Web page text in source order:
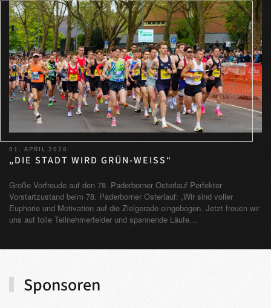
01. APRIL 2026
„DIE STADT WIRD GRÜN-WEISS“
Große Vorfreude auf den 78. Paderborner Osterlauf Perfekter
Vorstartzustand beim 78. Paderborner Osterlauf: „Wir sind voller
Euphorie und Motivation auf die Zielgerade eingebogen. Jetzt freuen wir
uns auf tolle Teilnehmerfelder und spannende Läufe…
Sponsoren